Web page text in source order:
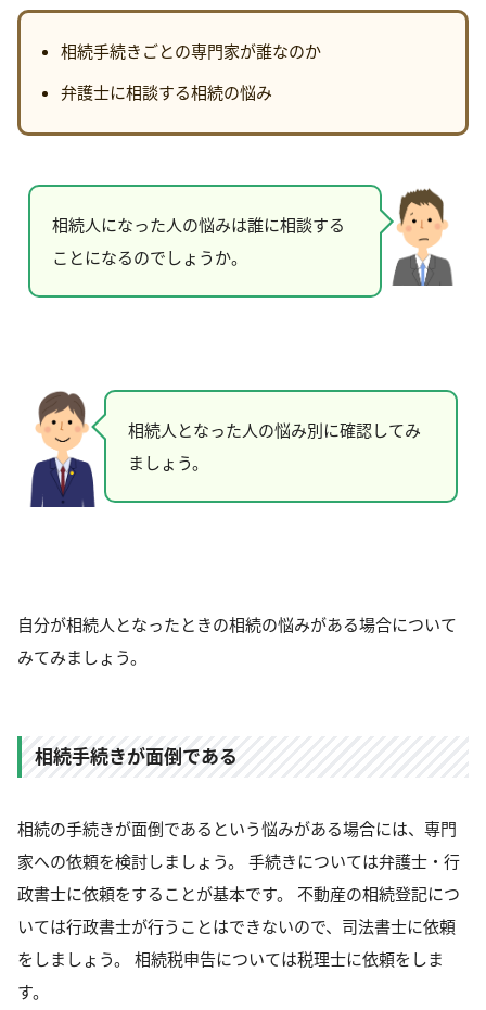
相続手続きごとの専門家が誰なのか
弁護士に相談する相続の悩み
相続人になった人の悩みは誰に相談する
ことになるのでしょうか。
相続人となった人の悩み別に確認してみ
ましょう。
自分が相続人となったときの相続の悩みがある場合について
みてみましょう。
相続手続きが面倒である
相続の手続きが面倒であるという悩みがある場合には、専門
家への依頼を検討しましょう。 手続きについては弁護士・行
政書士に依頼をすることが基本です。 不動産の相続登記につ
いては行政書士が行うことはできないので、司法書士に依頼
をしましょう。 相続税申告については税理士に依頼をしま
す。